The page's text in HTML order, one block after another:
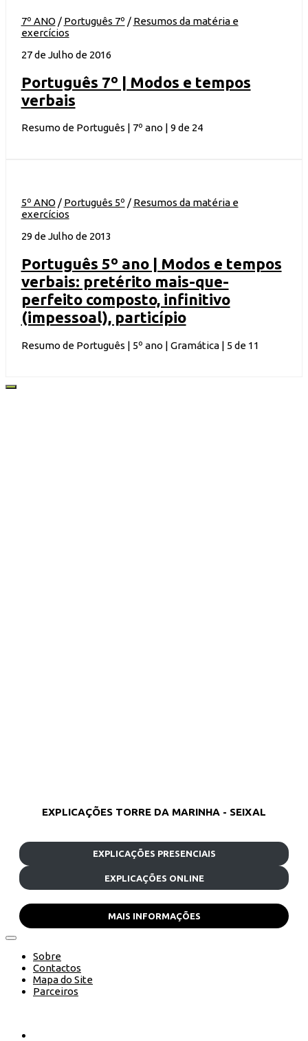
7º ANO / Português 7º / Resumos da matéria e
exercícios
27 de Julho de 2016
Português 7º | Modos e tempos
verbais
Resumo de Português | 7º ano | 9 de 24
5º ANO / Português 5º / Resumos da matéria e
exercícios
29 de Julho de 2013
Português 5º ano | Modos e tempos
verbais: pretérito mais-que-
perfeito composto, infinitivo
(impessoal), particípio
Resumo de Português | 5º ano | Gramática | 5 de 11
EXPLICAÇÕES TORRE DA MARINHA - SEIXAL
EXPLICAÇÕES PRESENCIAIS
EXPLICAÇÕES ONLINE
MAIS INFORMAÇÕES
Sobre
Contactos
Mapa do Site
Parceiros